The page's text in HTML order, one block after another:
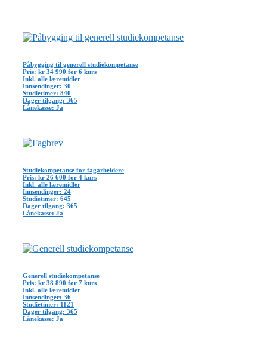
Påbygging til generell studiekompetanse
Pris: kr 34 990 for 6 kurs
Inkl. alle læremidler
Innsendinger: 30
Studietimer: 840
Dager tilgang: 365
Lånekasse: Ja
Studiekompetanse for fagarbeidere
Pris: kr 26 600 for 4 kurs
Inkl. alle læremidler
Innsendinger: 24
Studietimer: 645
Dager tilgang: 365
Lånekasse: Ja
Generell studiekompetanse
Pris: kr 38 890 for 7 kurs
Inkl. alle læremidler
Innsendinger: 36
Studietimer: 1121
Dager tilgang: 365
Lånekasse: Ja